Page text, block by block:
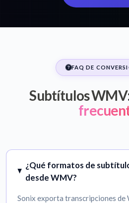
FAQ DE
Subtítulos
¿Qué formatos de
desde WMV?
Sonix exporta transcripciones de